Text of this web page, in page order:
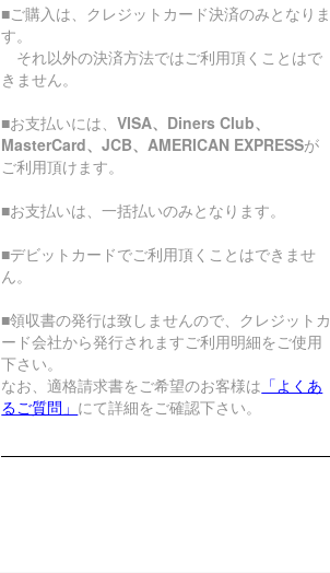
■ご購入は、クレジットカード決済のみとなりま
す。
それ以外の決済方法ではご利用頂くことはで
きません。
■お支払いには、VISA、Diners Club、
MasterCard、JCB、AMERICAN EXPRESSが
ご利用頂けます。
■お支払いは、一括払いのみとなります。
■デビットカードでご利用頂くことはできませ
ん。
■領収書の発行は致しませんので、クレジットカ
ード会社から発行されますご利用明細をご使用
下さい。
なお、適格請求書をご希望のお客様は 「よくあ
るご質問」 にて詳細をご確認下さい。